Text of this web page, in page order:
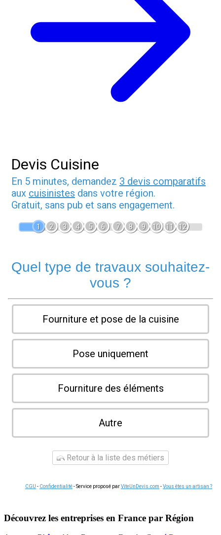
Devis Cuisine
En 5 minutes, demandez 3 devis comparatifs
aux cuisinistes dans votre région.
Gratuit, sans pub et sans engagement.
1 2 3 4 5 6 7 8 9 10 11 12
Quel type de travaux souhaitez-
vous ?
Fourniture et pose de la cuisine
Pose uniquement
Fourniture des éléments
Autre
Retour à la liste des métiers
CGU - Confidentialité- Service proposé parViteUnDevis.com -Vous êtes un artisan ?
Découvrez les entreprises en France par Région